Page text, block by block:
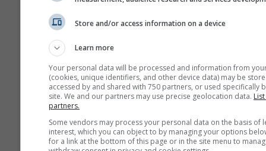
Store and/or access information on a device
Learn more
Your personal data will be processed and information from
(cookies, unique identifiers, and other device data) may be
accessed by and shared with 750 partners, or used specifically
site. We and our partners may use precise geolocation data.
partners.
Some vendors may process your personal data on the basis of
interest, which you can object to by managing your options
for a link at the bottom of this page or in the site menu to